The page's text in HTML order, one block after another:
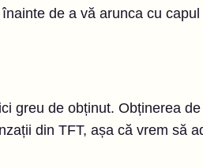
de a vă arunca cu
greu de obținut. Obținerea
din TFT, așa că vrem să